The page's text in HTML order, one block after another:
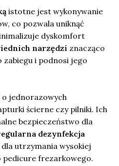
istotne jest wykonywanie
co pozwala uniknąć
dyskomfort
narzędzi znacząco
zabiegu i podnosi jego
o jednorazowych
ścierne czy pilniki. Ich
bezpieczeństwo dla
dezynfekcja
utrzymania wysokiej
pedicure frezarkowego.